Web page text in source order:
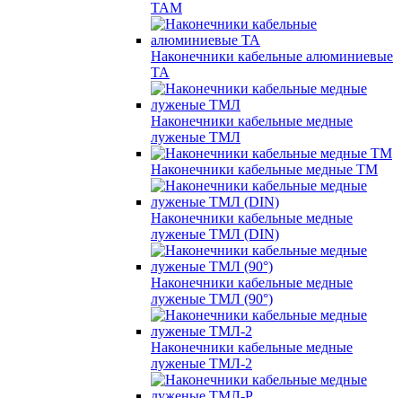
ТАМ
Наконечники кабельные алюминиевые
ТА
Наконечники кабельные медные
луженые ТМЛ
Наконечники кабельные медные ТМ
Наконечники кабельные медные
луженые ТМЛ (DIN)
Наконечники кабельные медные
луженые ТМЛ (90°)
Наконечники кабельные медные
луженые ТМЛ-2